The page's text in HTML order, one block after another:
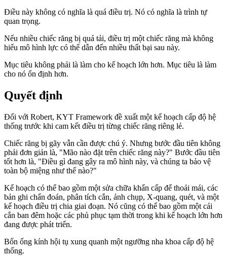
Điều này không có nghĩa là quá điều trị. Nó có nghĩa là trình tự
quan trọng.
Nếu nhiều chiếc răng bị quá tải, điều trị một chiếc răng mà không
hiểu mô hình lực có thể dẫn đến nhiều thất bại sau này.
Mục tiêu không phải là làm cho kế hoạch lớn hơn. Mục tiêu là làm
cho nó ổn định hơn.
Quyết định
Đối với Robert, KYT Framework đề xuất một kế hoạch cấp độ hệ
thống trước khi cam kết điều trị từng chiếc răng riêng lẻ.
Chiếc răng bị gãy vẫn cần được chú ý. Nhưng bước đầu tiên không
phải đơn giản là, "Mão nào đặt trên chiếc răng này?" Bước đầu tiên
tốt hơn là, "Điều gì đang gây ra mô hình này, và chúng ta bảo vệ
toàn bộ miệng như thế nào?"
Kế hoạch có thể bao gồm một sửa chữa khẩn cấp để thoải mái, các
bản ghi chẩn đoán, phân tích cắn, ảnh chụp, X-quang, quét, và một
kế hoạch điều trị chia giai đoạn. Nó cũng có thể bao gồm một cái
cắn ban đêm hoặc các phủ phục tạm thời trong khi kế hoạch lớn hơn
đang được phát triển.
Bốn ống kính hội tụ xung quanh một ngưỡng nha khoa cấp độ hệ
thống.